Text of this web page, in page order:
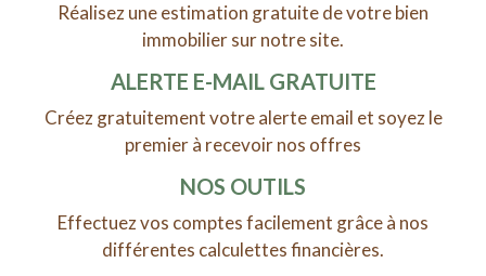
Réalisez une estimation gratuite de votre bien
immobilier sur notre site.
ALERTE E-MAIL GRATUITE
Créez gratuitement votre alerte email et soyez le
premier à recevoir nos offres
NOS OUTILS
Effectuez vos comptes facilement grâce à nos
différentes calculettes financières.